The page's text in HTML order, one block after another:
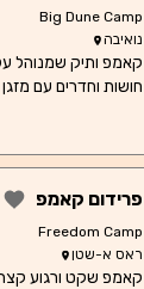
איברהים
Big Dune Camp
נואיבה
קאמפ ותיק שמנוהל
חושות וחדרים עם
פרידום קאמפ
Freedom Camp
ראס א-שטן
קאמפ שקט ורגוע